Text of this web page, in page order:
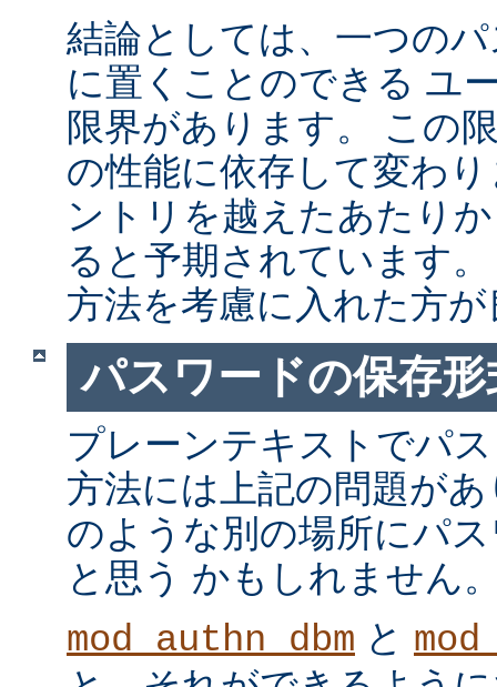
結論としては、一つの
に置くことのできる ユ
限界があります。 この
の性能に依存して変わ
ントリを越えたあたり
ると予期されています
方法を考慮に入れた方
パスワードの保存
プレーンテキストでパ
方法には上記の問題が
のような別の場所にパ
と思う かもしれません
mod_authn_dbm と